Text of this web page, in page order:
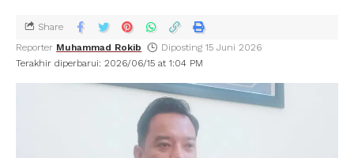
Terakhir diperbarui: 2026/06/15 at 1:04 PM
Reporter Muhammad Rokib Diposting 15 Juni 2026
Share